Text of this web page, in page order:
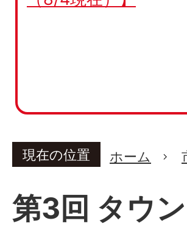
現在の位置 ホーム
第3回 タウ